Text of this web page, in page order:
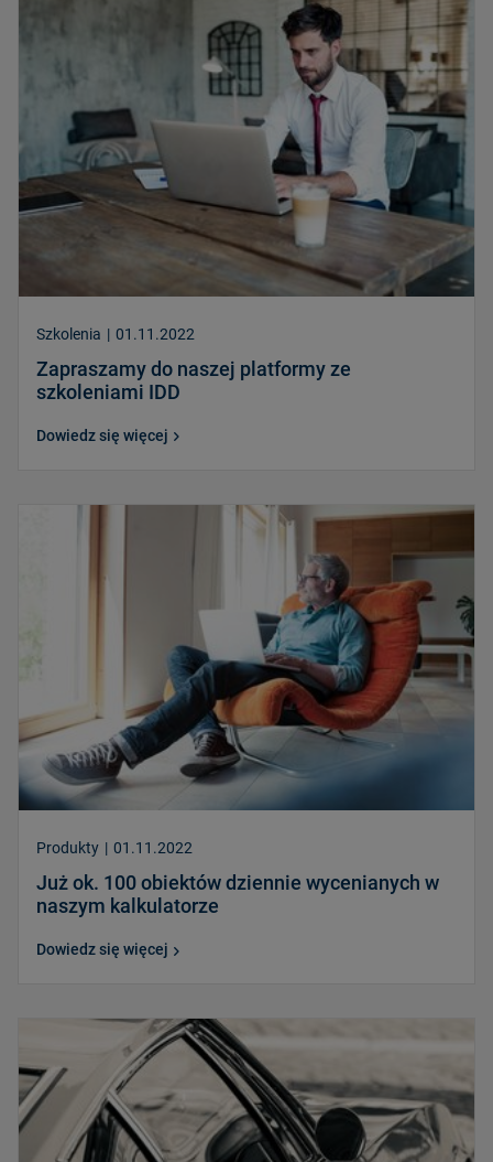
Szkolenia | 01.11.2022
Zapraszamy do naszej platformy ze
szkoleniami IDD
Dowiedz się więcej
Produkty | 01.11.2022
Już ok. 100 obiektów dziennie wycenianych w
naszym kalkulatorze
Dowiedz się więcej